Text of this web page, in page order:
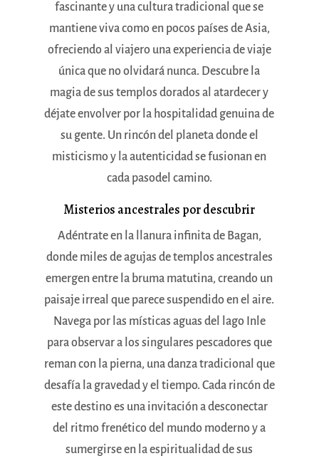
fascinante y una cultura tradicional que se
mantiene viva como en pocos países de Asia,
ofreciendo al viajero una experiencia de viaje
única que no olvidará nunca. Descubre la
magia de sus templos dorados al atardecer y
déjate envolver por la hospitalidad genuina de
su gente. Un rincón del planeta donde el
misticismo y la autenticidad se fusionan en
cada pasodel camino.
Misterios ancestrales por descubrir
Adéntrate en la llanura infinita de Bagan,
donde miles de agujas de templos ancestrales
emergen entre la bruma matutina, creando un
paisaje irreal que parece suspendido en el aire.
Navega por las místicas aguas del lago Inle
para observar a los singulares pescadores que
reman con la pierna, una danza tradicional que
desafía la gravedad y el tiempo. Cada rincón de
este destino es una invitación a desconectar
del ritmo frenético del mundo moderno y a
sumergirse en la espiritualidad de sus